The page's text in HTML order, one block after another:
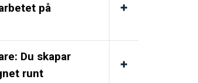
på
Du skapar
runt